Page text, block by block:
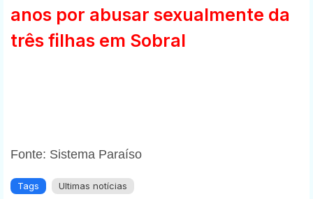
anos por abusar sexualmente da
três filhas em Sobral
Fonte: Sistema Paraíso
Tags Ultimas notícias